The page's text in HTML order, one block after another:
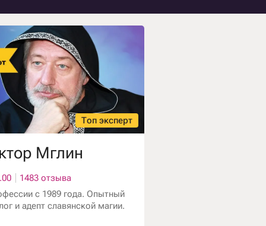
Топ эксперт
Мглин
1483 отзыва
с 1989 года. Опытный
и адепт славянской магии.